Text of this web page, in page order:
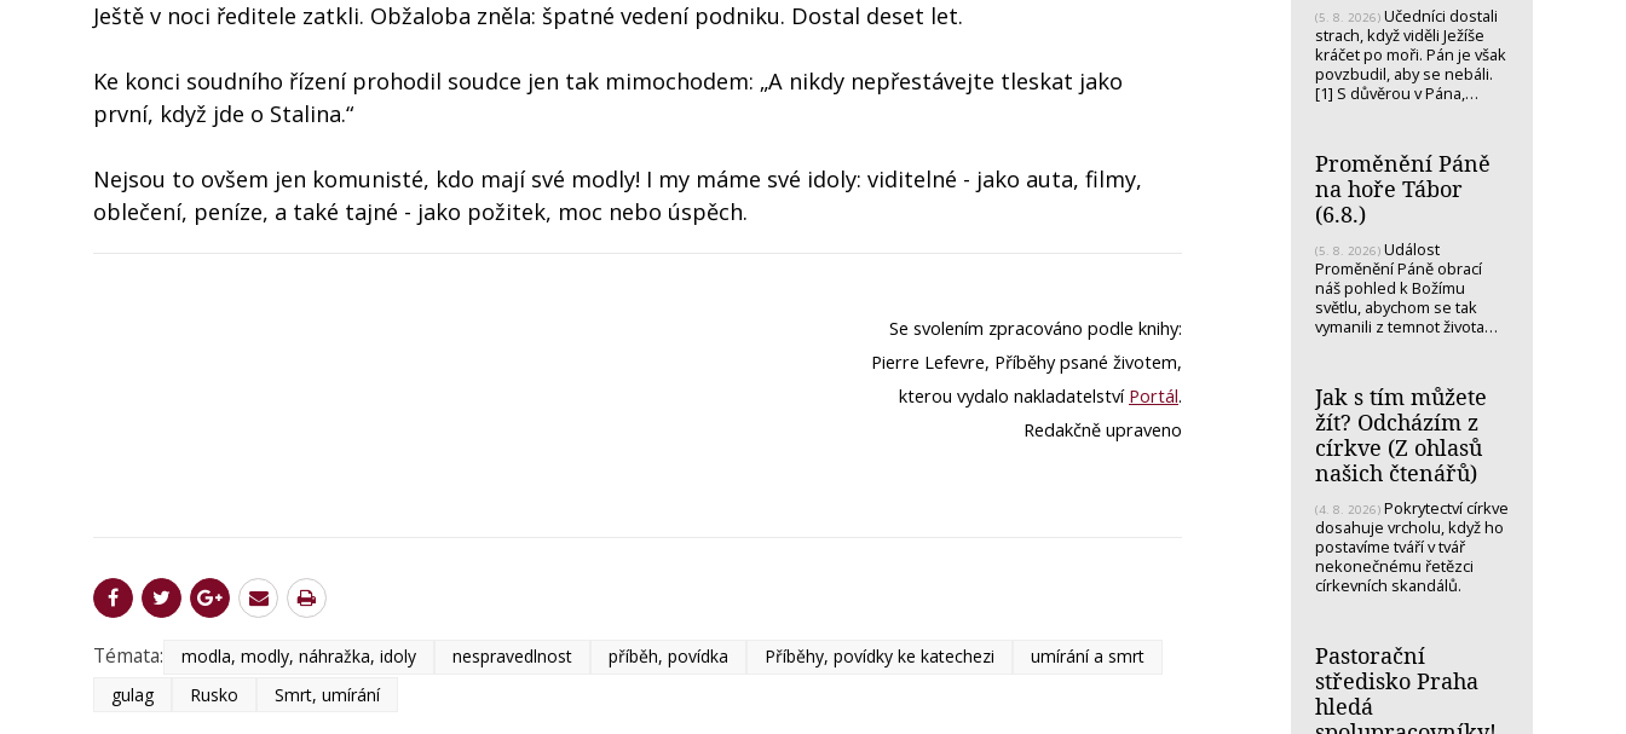
Ještě v noci ředitele zatkli. Obžaloba zněla: špatné vedení podniku. Dostal deset let.
Ke konci soudního řízení prohodil soudce jen tak mimochodem: „A nikdy nepřestávejte tleskat jako
první, když jde o Stalina.“
Nejsou to ovšem jen komunisté, kdo mají své modly! I my máme své idoly: viditelné - jako auta, filmy,
oblečení, peníze, a také tajné - jako požitek, moc nebo úspěch.
Se svolením zpracováno podle knihy:
Pierre Lefevre, Příběhy psané životem,
kterou vydalo nakladatelství Portál.
Redakčně upraveno
Témata: modla, modly, náhražka, idoly nespravedlnost příběh, povídka Příběhy, povídky ke katechezi
umírání a smrt
gulag
Rusko Smrt, umírání
(5. 8. 2026) Učedníci dostali
strach, když viděli Ježíše
kráčet po moři. Pán je však
povzbudil, aby se nebáli.
[1] S důvěrou v Pána,…
Proměnění Páně
na hoře Tábor
(6.8.)
(5. 8. 2026) Událost
Proměnění Páně obrací
náš pohled k Božímu
světlu, abychom se tak
vymanili z temnot života…
Jak s tím můžete
žít? Odcházím z
církve (Z ohlasů
našich čtenářů)
(4. 8. 2026) Pokrytectví církve
dosahuje vrcholu, když ho
postavíme tváří v tvář
nekonečnému řetězci
církevních skandálů.
Pastorační
středisko Praha
hledá